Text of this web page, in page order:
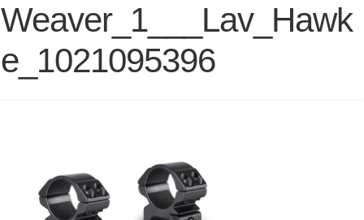
Weaver_1___Lav_Hawk
e_1021095396